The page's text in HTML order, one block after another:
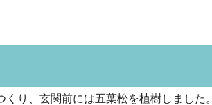
り、玄関前には五葉松を植樹しました。